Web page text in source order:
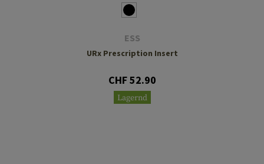
ESS
URx Prescription Insert
CHF 52.90
Lagernd